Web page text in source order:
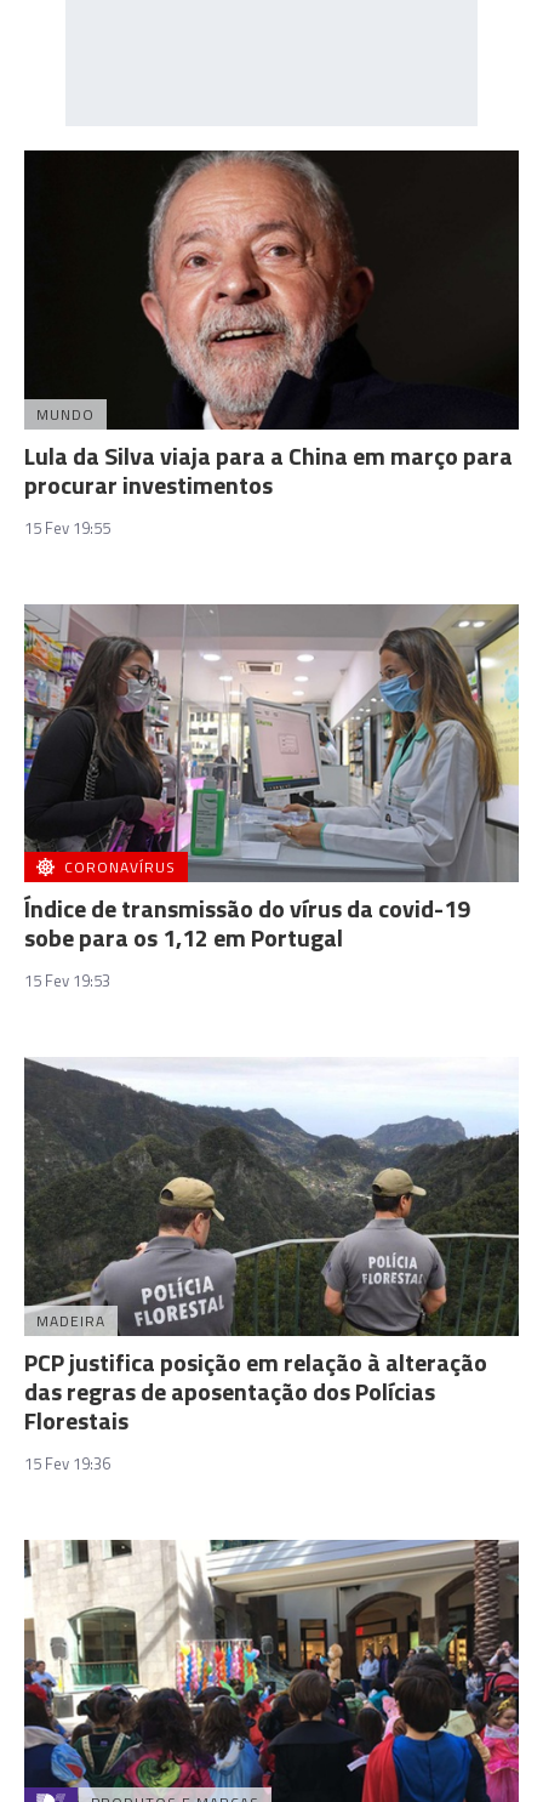
MUNDO
Lula da Silva viaja para a China em março para
procurar investimentos
15 Fev 19:55
CORONAVÍRUS
Índice de transmissão do vírus da covid-19
sobe para os 1,12 em Portugal
15 Fev 19:53
MADEIRA
PCP justifica posição em relação à alteração
das regras de aposentação dos Polícias
Florestais
15 Fev 19:36